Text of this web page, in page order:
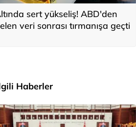
sert yükseliş! ABD'den
veri sonrası tırmanışa geçti
Haberler